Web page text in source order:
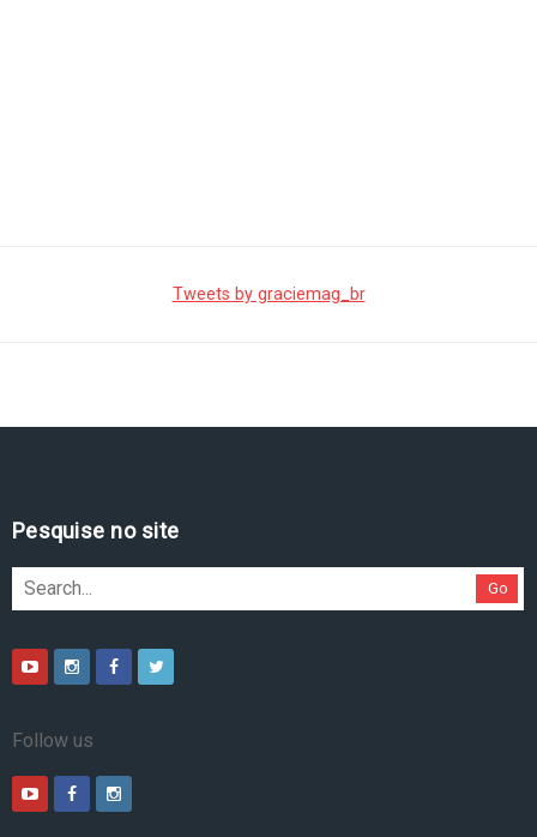
Tweets by graciemag_br
Pesquise no site
Go
Follow us